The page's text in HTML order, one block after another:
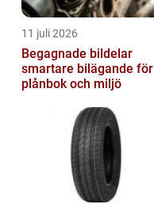
11 juli 2026
Begagnade bildelar
smartare bilägande för
plånbok och miljö